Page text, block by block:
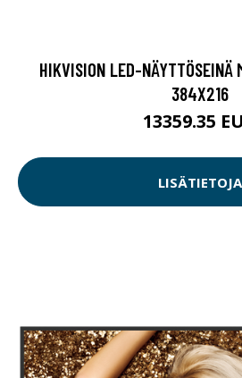
HIKVISION LED-NÄYTTÖSEINÄ
384X216
13359.35
LISÄTIETOJA